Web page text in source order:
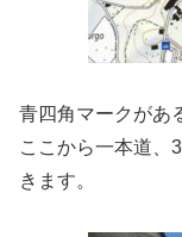
青四角マークがあ
ここから一本道、
きます。